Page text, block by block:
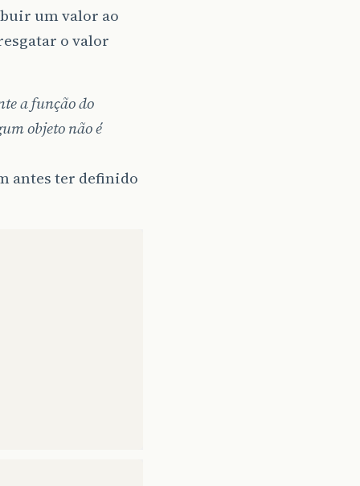
um valor ao
o valor
a função do
objeto não é
antes ter definido